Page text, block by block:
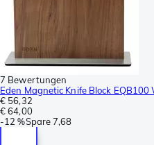
7 Bewertungen
Eden Magnetic Knife Block EQB100
€ 56,32
€ 64,00
-12 %Spare7,68